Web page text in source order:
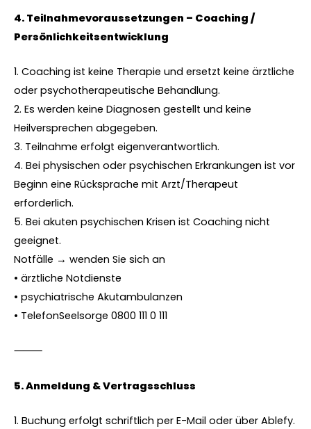
4.⁠ ⁠Teilnahmevoraussetzungen – Coaching /
Persönlichkeitsentwicklung
1. Coaching ist keine Therapie und ersetzt keine ärztliche
oder psychotherapeutische Behandlung.
2. Es werden keine Diagnosen gestellt und keine
Heilversprechen abgegeben.
3. Teilnahme erfolgt eigenverantwortlich.
4. Bei physischen oder psychischen Erkrankungen ist vor
Beginn eine Rücksprache mit Arzt/Therapeut
erforderlich.
5. Bei akuten psychischen Krisen ist Coaching nicht
geeignet.
Notfälle → wenden Sie sich an
• ärztliche Notdienste
• psychiatrische Akutambulanzen
• TelefonSeelsorge 0800 111 0 111
⸻
5.⁠ ⁠Anmeldung & Vertragsschluss
1. Buchung erfolgt schriftlich per E-Mail oder über Ablefy.